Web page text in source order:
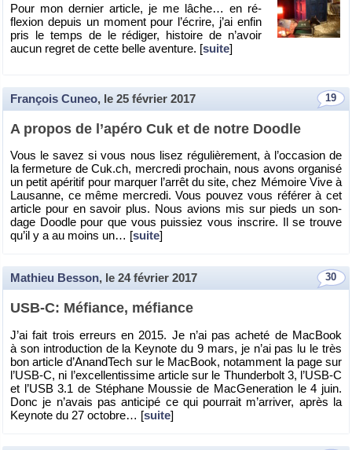
Pour mon der­nier ar­ticle, je me lâche… en ré­
flexion de­puis un mo­ment pour l’écrire, j’ai enfin
pris le temps de le ré­di­ger, his­toire de n’avoir
aucun re­gret de cette belle aven­ture. [suite]
19
François Cuneo, le 25 février 2017
A pro­pos de l’apéro Cuk et de notre Doo­dle
Vous le savez si vous nous lisez ré­gu­liè­re­ment, à l’oc­ca­sion de
la fer­me­ture de Cuk.​ch, mer­credi pro­chain, nous avons or­ga­nisé
un petit apé­ri­tif pour mar­quer l’ar­rêt du site, chez Mé­moire Vive à
Lau­sanne, ce même mer­credi. Vous pou­vez vous ré­fé­rer à cet
ar­ticle pour en sa­voir plus. Nous avions mis sur pieds un son­
dage Doo­dle pour que vous puis­siez vous ins­crire. Il se trouve
qu’il y a au moins un… [suite]
30
Mathieu Besson, le 24 février 2017
USB-C: Mé­fiance, mé­fiance
J’ai fait trois er­reurs en 2015. Je n’ai pas acheté de Mac­Book
à son in­tro­duc­tion de la Key­note du 9 mars, je n’ai pas lu le très
bon ar­ticle d’Anand­Tech sur le Mac­Book, no­tam­ment la page sur
l’USB-C, ni l’ex­cel­len­tis­sime ar­ticle sur le Thun­der­bolt 3, l’USB-C
et l’USB 3.1 de Sté­phane Mous­sie de Mac­Ge­ne­ra­tion le 4 juin.
Donc je n’avais pas an­ti­cipé ce qui pour­rait m’ar­ri­ver, après la
Key­note du 27 oc­tobre… [suite]